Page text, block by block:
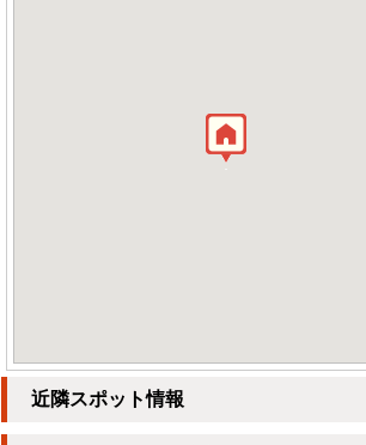
近隣スポット情報